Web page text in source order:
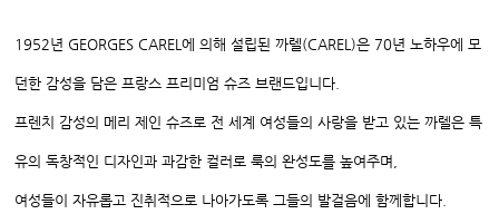
1952년 GEORGES CAREL에 의해 설립된 까렐(CAREL)은 70년 노하우에 모
던한 감성을 담은 프랑스 프리미엄 슈즈 브랜드입니다
프렌치 감성의 메리 제인 슈즈로 전 세계 여성들의 사랑을 받고 있는 까렐은 특
유의 독창적인 디자인과 과감한 컬러로 룩의 완성도를 높여주며
여성들이 자유롭고 진취적으로 나아가도록 그들의 발걸음에 함께합니다